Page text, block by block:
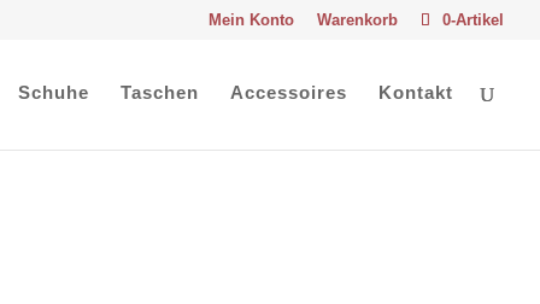
Mein Konto Warenkorb 0-Artikel
Schuhe Taschen Accessoires Kontakt